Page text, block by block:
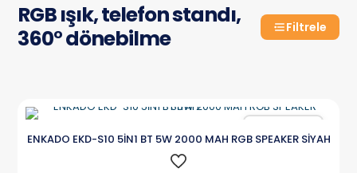
RGB ışık, telefon standı,
360° dönebilme
Filtrele
ENKADO EKD-S10 5İN1 BT 5W 2000 MAH RGB SPEAKER SİYAH